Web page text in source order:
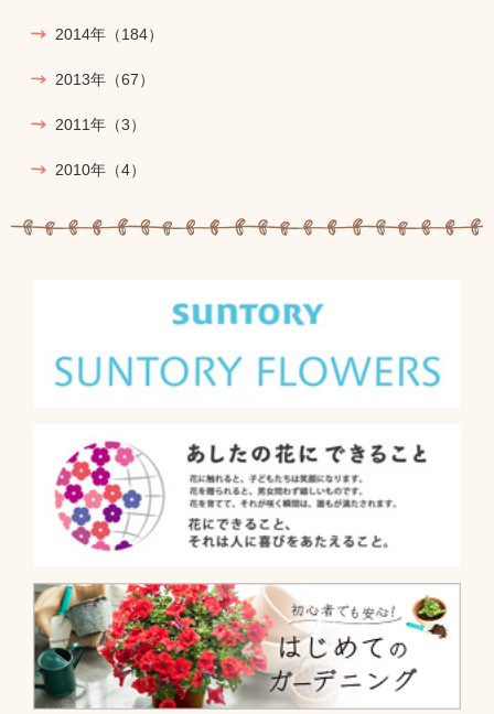
2014年 （184）
2013年 （67）
2011年 （3）
2010年 （4）